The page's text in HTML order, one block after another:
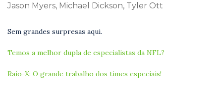
Jason Myers, Michael Dickson, Tyler Ott
Sem grandes surpresas aqui.
Temos a melhor dupla de especialistas da NFL?
Raio-X: O grande trabalho dos times especiais!